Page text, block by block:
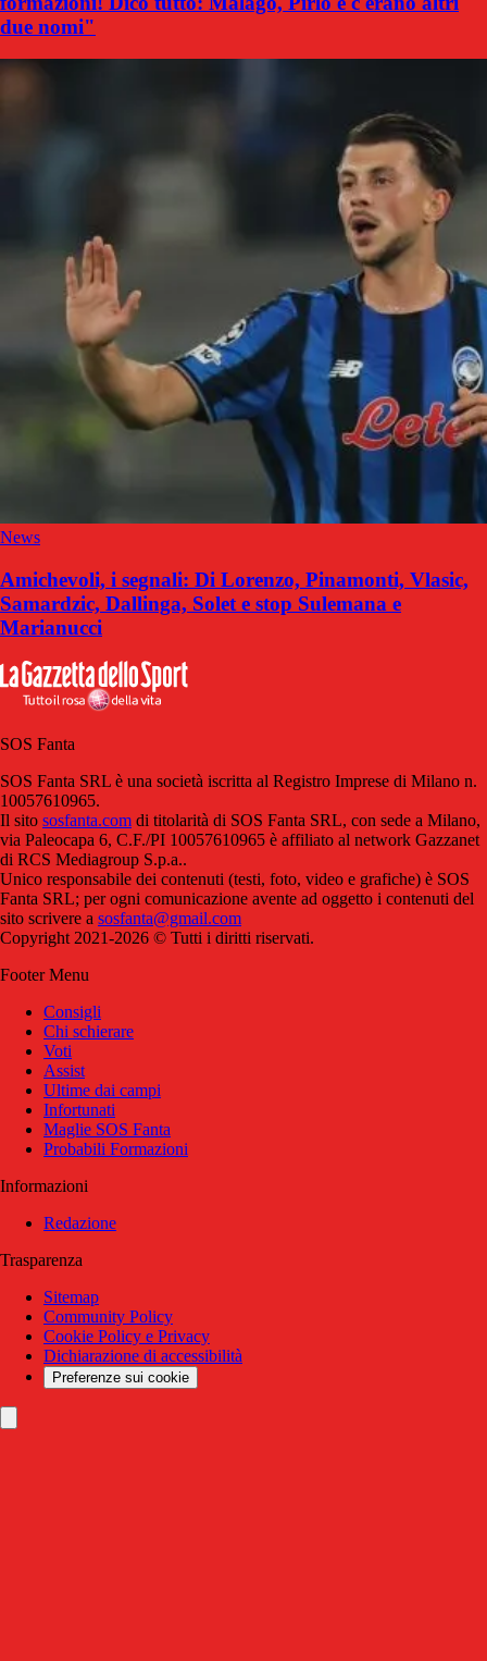
due nomi"
News
Amichevoli, i segnali: Di Lorenzo, Pinamonti, Vlasic,
Samardzic, Dallinga, Solet e stop Sulemana e
Marianucci
SOS Fanta
SOS Fanta SRL è una società iscritta al Registro Imprese di Milano n.
10057610965.
Il sito sosfanta.com di titolarità di SOS Fanta SRL, con sede a Milano,
via Paleocapa 6, C.F./PI 10057610965 è affiliato al network Gazzanet
di RCS Mediagroup S.p.a..
Unico responsabile dei contenuti (testi, foto, video e grafiche) è SOS
Fanta SRL; per ogni comunicazione avente ad oggetto i contenuti del
sito scrivere a sosfanta@gmail.com
Copyright 2021-2026 © Tutti i diritti riservati.
Footer Menu
Consigli
Chi schierare
Voti
Assist
Ultime dai campi
Infortunati
Maglie SOS Fanta
Probabili Formazioni
Informazioni
Redazione
Trasparenza
Sitemap
Community Policy
Cookie Policy e Privacy
Dichiarazione di accessibilità
Preferenze sui cookie